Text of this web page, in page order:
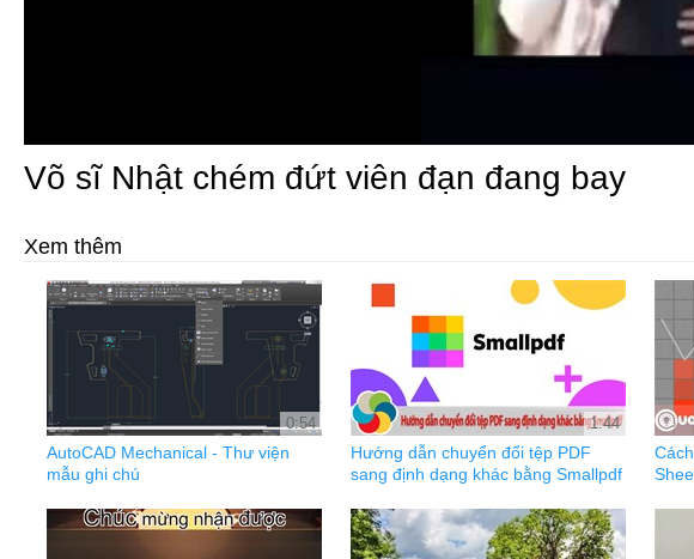
Võ sĩ Nhật chém đứt viên đạn đang bay
Xem thêm
0:54
AutoCAD Mechanical - Thư viện
mẫu ghi chú
1:44
Hướng dẫn chuyển đổi tệp PDF
sang định dạng khác bằng Smallpdf